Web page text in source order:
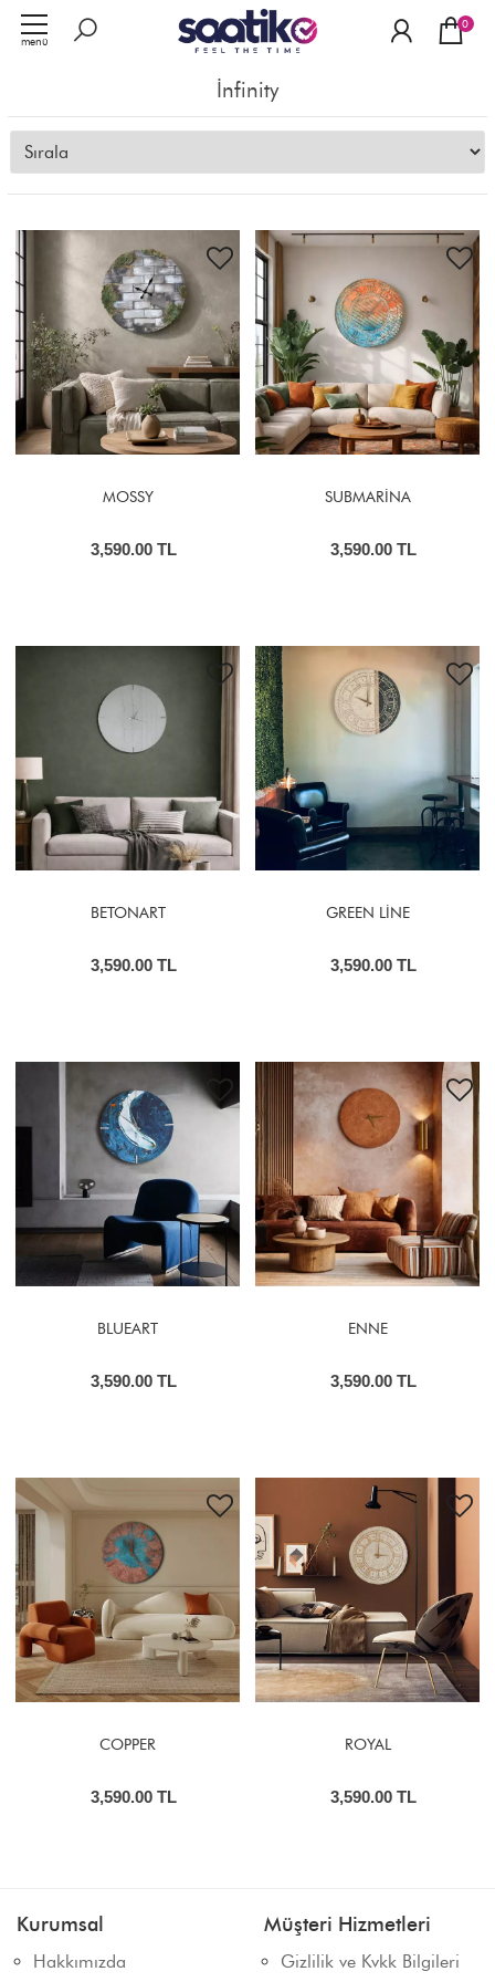
menü
0
İnfinity
MOSSY
3,590.00 TL
SUBMARİNA
3,590.00 TL
BETONART
3,590.00 TL
GREEN LİNE
3,590.00 TL
BLUEART
3,590.00 TL
ENNE
3,590.00 TL
COPPER
3,590.00 TL
ROYAL
3,590.00 TL
Kurumsal
Hakkımızda
Müşteri Hizmetleri
Gizlilik ve Kvkk Bilgileri